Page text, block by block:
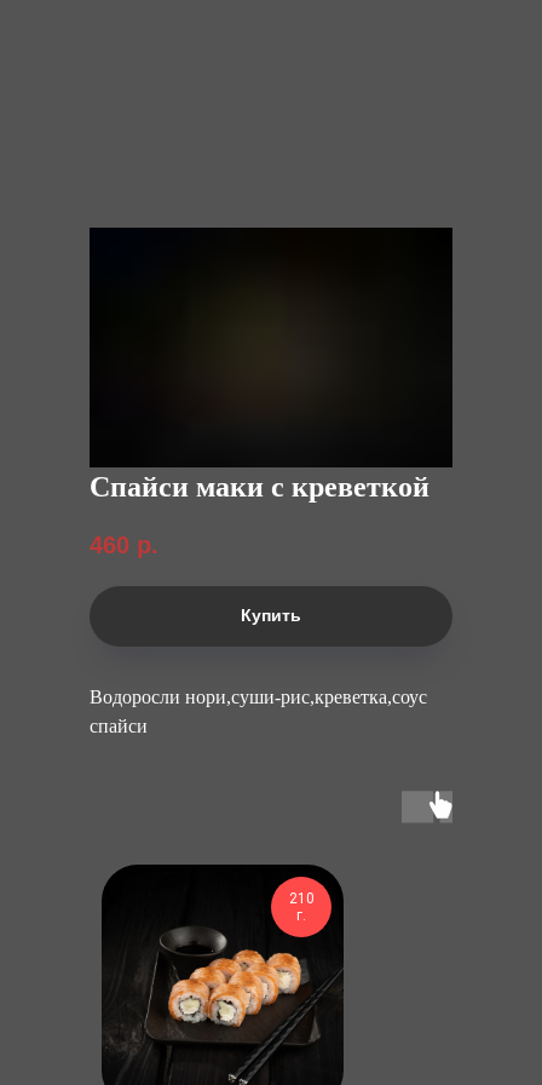
Спайси маки с креветкой
460 р.
Купить
Водоросли нори,суши-рис,креветка,соус
спайси
210
г.